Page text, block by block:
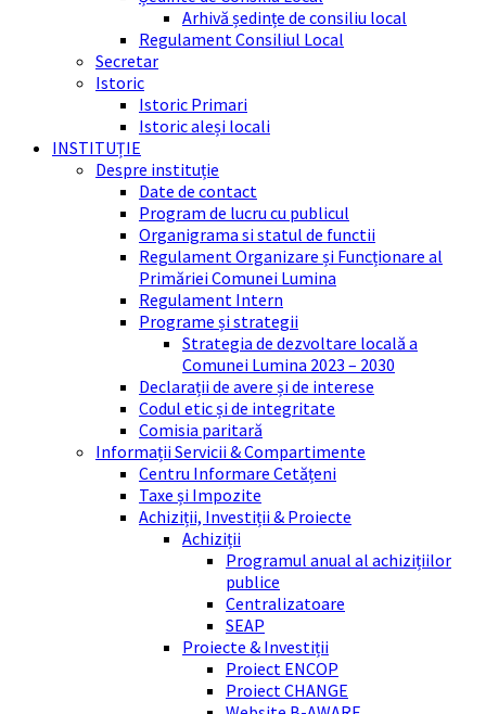
Arhivă ședințe de consiliu local
Regulament Consiliul Local
Secretar
Istoric
Istoric Primari
Istoric aleși locali
INSTITUȚIE
Despre instituție
Date de contact
Program de lucru cu publicul
Organigrama si statul de functii
Regulament Organizare și Funcționare al
Primăriei Comunei Lumina
Regulament Intern
Programe și strategii
Strategia de dezvoltare locală a
Comunei Lumina 2023 – 2030
Declarații de avere și de interese
Codul etic și de integritate
Comisia paritară
Informații Servicii & Compartimente
Centru Informare Cetățeni
Taxe și Impozite
Achiziții, Investiții & Proiecte
Achiziții
Programul anual al achizițiilor
publice
Centralizatoare
SEAP
Proiecte & Investiții
Proiect ENCOP
Proiect CHANGE